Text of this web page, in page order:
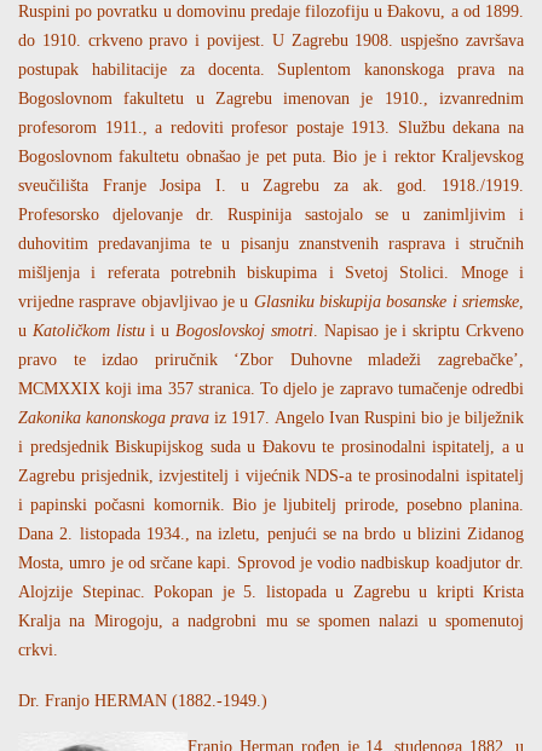
Ruspini po povratku u domovinu predaje filozofiju u Đakovu, a od 1899.
do 1910. crkveno pravo i povijest. U Zagrebu 1908. uspješno završava
postupak habilitacije za docenta. Suplentom kanonskoga prava na
Bogoslovnom fakultetu u Zagrebu imenovan je 1910., izvanrednim
profesorom 1911., a redoviti profesor postaje 1913. Službu dekana na
Bogoslovnom fakultetu obnašao je pet puta. Bio je i rektor Kraljevskog
sveučilišta Franje Josipa I. u Zagrebu za ak. god. 1918./1919.
Profesorsko djelovanje dr. Ruspinija sastojalo se u zanimljivim i
duhovitim predavanjima te u pisanju znanstvenih rasprava i stručnih
mišljenja i referata potrebnih biskupima i Svetoj Stolici. Mnoge i
vrijedne rasprave objavljivao je u Glasniku biskupija bosanske i sriemske
u Katoličkom listui u Bogoslovskoj smotri. Napisao je i skriptu Crkveno
pravo te izdao priručnik ‘Zbor Duhovne mladeži zagrebačke’,
MCMXXIX koji ima 357 stranica. To djelo je zapravo tumačenje odredbi
Zakonika kanonskoga prava iz 1917. Angelo Ivan Ruspini bio je bilježnik
i predsjednik Biskupijskog suda u Đakovu te prosinodalni ispitatelj, a u
Zagrebu prisjednik, izvjestitelj i vijećnik NDS-a te prosinodalni ispitatelj
i papinski počasni komornik. Bio je ljubitelj prirode, posebno planina.
Dana 2. listopada 1934., na izletu, penjući se na brdo u blizini Zidanog
Mosta, umro je od srčane kapi. Sprovod je vodio nadbiskup koadjutor dr.
Alojzije Stepinac. Pokopan je 5. listopada u Zagrebu u kripti Krista
Kralja na Mirogoju, a nadgrobni mu se spomen nalazi u spomenutoj
crkvi.
Dr. Franjo HERMAN (1882.-1949.)
Franjo Herman rođen je 14. studenoga 1882. u